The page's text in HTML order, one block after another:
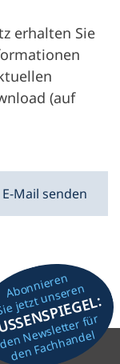
erhalten Sie
(auf
E-Mail senden
Abonnieren
jetzt unseren
Newsletter für
den Fachhandel